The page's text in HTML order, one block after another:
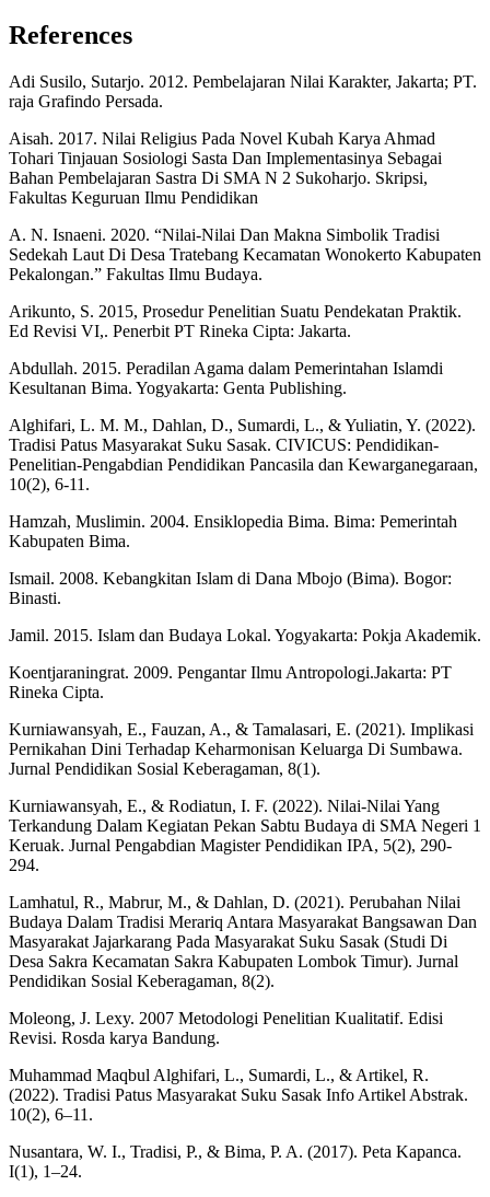
References
Adi Susilo, Sutarjo. 2012. Pembelajaran Nilai Karakter, Jakarta; PT.
raja Grafindo Persada.
Aisah. 2017. Nilai Religius Pada Novel Kubah Karya Ahmad
Tohari Tinjauan Sosiologi Sasta Dan Implementasinya Sebagai
Bahan Pembelajaran Sastra Di SMA N 2 Sukoharjo. Skripsi,
Fakultas Keguruan Ilmu Pendidikan
A. N. Isnaeni. 2020. “Nilai-Nilai Dan Makna Simbolik Tradisi
Sedekah Laut Di Desa Tratebang Kecamatan Wonokerto Kabupaten
Pekalongan.” Fakultas Ilmu Budaya.
Arikunto, S. 2015, Prosedur Penelitian Suatu Pendekatan Praktik.
Ed Revisi VI,. Penerbit PT Rineka Cipta: Jakarta.
Abdullah. 2015. Peradilan Agama dalam Pemerintahan Islamdi
Kesultanan Bima. Yogyakarta: Genta Publishing.
Alghifari, L. M. M., Dahlan, D., Sumardi, L., & Yuliatin, Y. (2022).
Tradisi Patus Masyarakat Suku Sasak. CIVICUS: Pendidikan-
Penelitian-Pengabdian Pendidikan Pancasila dan Kewarganegaraan,
10(2), 6-11.
Hamzah, Muslimin. 2004. Ensiklopedia Bima. Bima: Pemerintah
Kabupaten Bima.
Ismail. 2008. Kebangkitan Islam di Dana Mbojo (Bima). Bogor:
Binasti.
Jamil. 2015. Islam dan Budaya Lokal. Yogyakarta: Pokja Akademik.
Koentjaraningrat. 2009. Pengantar Ilmu Antropologi.Jakarta: PT
Rineka Cipta.
Kurniawansyah, E., Fauzan, A., & Tamalasari, E. (2021). Implikasi
Pernikahan Dini Terhadap Keharmonisan Keluarga Di Sumbawa.
Jurnal Pendidikan Sosial Keberagaman, 8(1).
Kurniawansyah, E., & Rodiatun, I. F. (2022). Nilai-Nilai Yang
Terkandung Dalam Kegiatan Pekan Sabtu Budaya di SMA Negeri 1
Keruak. Jurnal Pengabdian Magister Pendidikan IPA, 5(2), 290-
294.
Lamhatul, R., Mabrur, M., & Dahlan, D. (2021). Perubahan Nilai
Budaya Dalam Tradisi Merariq Antara Masyarakat Bangsawan Dan
Masyarakat Jajarkarang Pada Masyarakat Suku Sasak (Studi Di
Desa Sakra Kecamatan Sakra Kabupaten Lombok Timur). Jurnal
Pendidikan Sosial Keberagaman, 8(2).
Moleong, J. Lexy. 2007 Metodologi Penelitian Kualitatif. Edisi
Revisi. Rosda karya Bandung.
Muhammad Maqbul Alghifari, L., Sumardi, L., & Artikel, R.
(2022). Tradisi Patus Masyarakat Suku Sasak Info Artikel Abstrak.
10(2), 6–11.
Nusantara, W. I., Tradisi, P., & Bima, P. A. (2017). Peta Kapanca.
I(1), 1–24.